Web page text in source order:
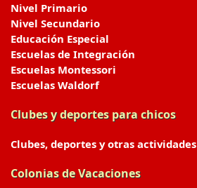
Nivel Primario
Nivel Secundario
Educación Especial
Escuelas de Integración
Escuelas Montessori
Escuelas Waldorf
Clubes y deportes para chicos
Clubes, deportes y otras actividades
Colonias de Vacaciones